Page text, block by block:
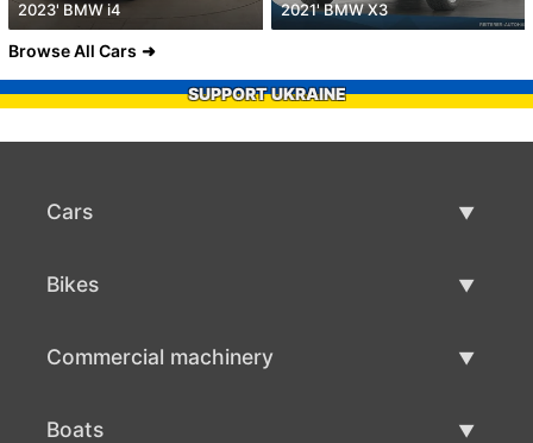
2023' BMW i4 2021' BMW X3
Browse All Cars
SUPPORT UKRAINE
Cars
Bikes
Commercial machinery
Boats